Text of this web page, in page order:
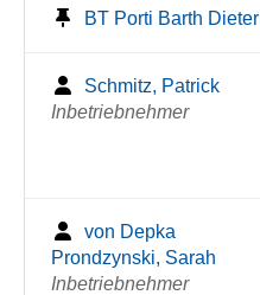
BT Porti Barth Dieter
Schmitz, Patrick
Inbetriebnehmer
von Depka
Prondzynski, Sarah
Inbetriebnehmer